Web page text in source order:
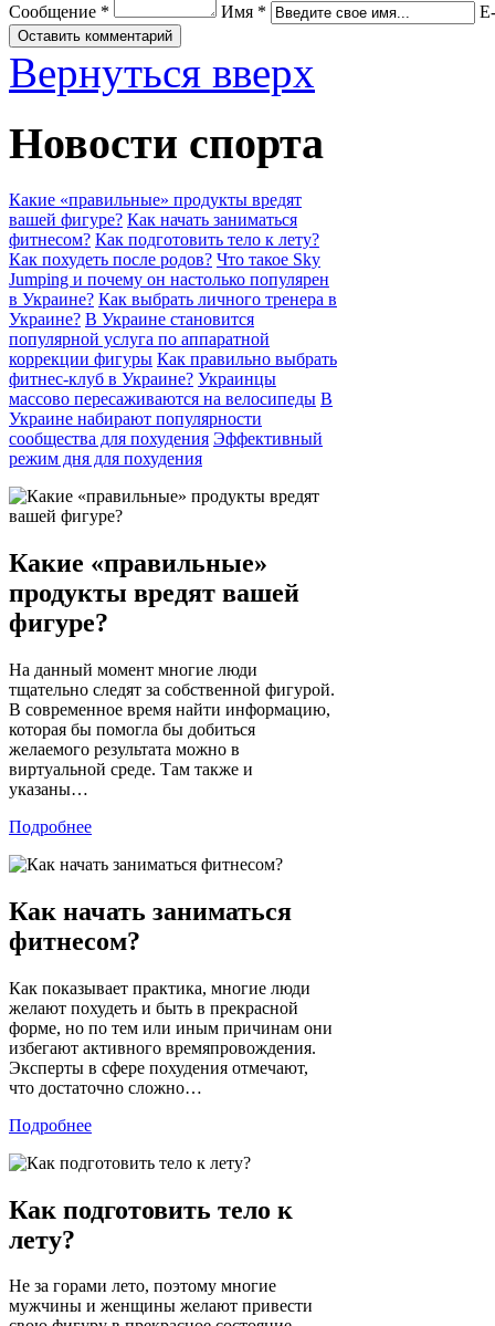
Сообщение * Имя *
Вернуться вверх
Новости спорта
Какие «правильные» продукты вредят
вашей фигуре? Как начать заниматься
фитнесом? Как подготовить тело к лету?
Как похудеть после родов? Что такое Sky
Jumping и почему он настолько популярен
в Украине? Как выбрать личного тренера в
Украине? В Украине становится
популярной услуга по аппаратной
коррекции фигуры Как правильно выбрать
фитнес-клуб в Украине? Украинцы
массово пересаживаются на велосипеды В
Украине набирают популярности
сообщества для похудения Эффективный
режим дня для похудения
Какие «правильные»
продукты вредят вашей
фигуре?
На данный момент многие люди
тщательно следят за собственной фигурой.
В современное время найти информацию,
которая бы помогла бы добиться
желаемого результата можно в
виртуальной среде. Там также и
указаны…
Подробнее
Как начать заниматься
фитнесом?
Как показывает практика, многие люди
желают похудеть и быть в прекрасной
форме, но по тем или иным причинам они
избегают активного времяпровождения.
Эксперты в сфере похудения отмечают,
что достаточно сложно…
Подробнее
Как подготовить тело к
лету?
Не за горами лето, поэтому многие
мужчины и женщины желают привести